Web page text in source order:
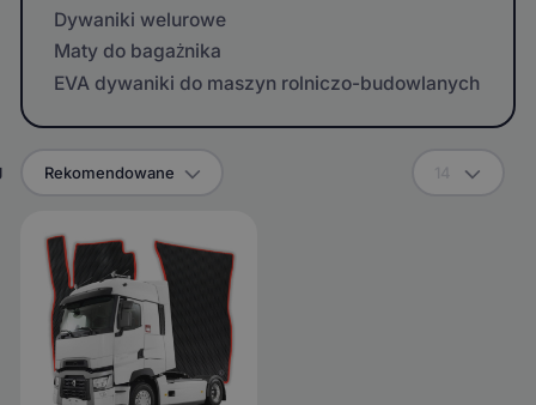
Dywaniki welurowe
Maty do bagażnika
EVA dywaniki do maszyn rolniczo-budowlanych
Rekomendowane